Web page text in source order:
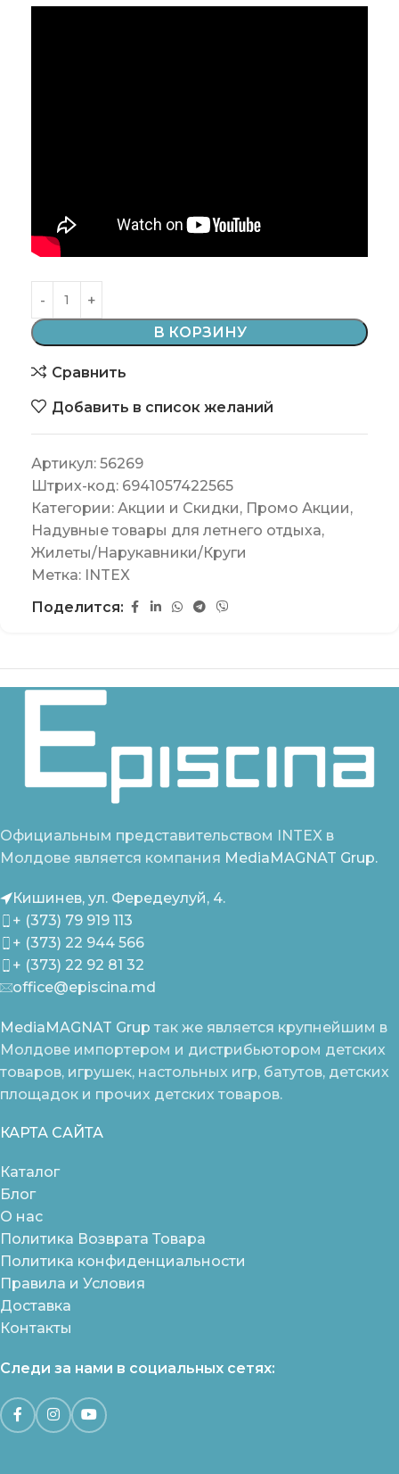
В КОРЗИНУ
Сравнить
Добавить в список желаний
Артикул: 56269
Штрих-код: 6941057422565
Категории: Акции и Скидки, Промо Акции,
Надувные товары для летнего отдыха,
Жилеты/Нарукавники/Круги
Метка:
INTEX
Поделится:
Официальным представительством INTEX в
Молдове является компания MediaMAGNAT Grup.
Кишинев, ул. Фередеулуй, 4.
+ (373) 79 919 113
+ (373) 22 944 566
+ (373) 22 92 81 32
office@episcina.md
MediaMAGNAT Grup так же является крупнейшим в
Молдове импортером и дистрибьютором детских
товаров, игрушек, настольных игр, батутов, детских
площадок и прочих детских товаров.
КАРТА САЙТА
Каталог
Блог
О нас
Политика Возврата Товара
Политика конфиденциальности
Правила и Условия
Доставка
Контакты
Следи за нами в социальных сетях: